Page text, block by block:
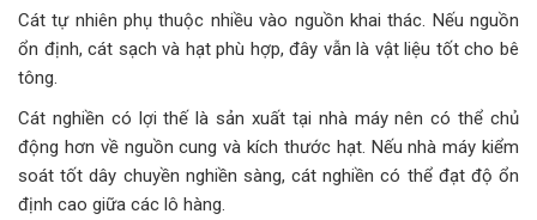
Cát tự nhiên phụ thuộc nhiều vào nguồn khai thác. Nếu nguồn
ổn định, cát sạch và hạt phù hợp, đây vẫn là vật liệu tốt cho bê
tông.
Cát nghiền có lợi thế là sản xuất tại nhà máy nên có thể chủ
động hơn về nguồn cung và kích thước hạt. Nếu nhà máy kiểm
soát tốt dây chuyền nghiền sàng, cát nghiền có thể đạt độ ổn
định cao giữa các lô hàng.